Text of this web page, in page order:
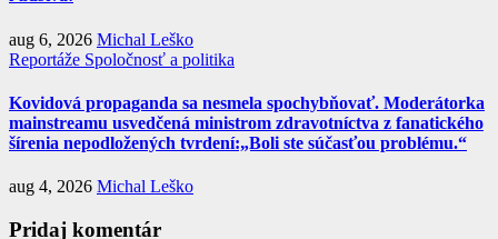
aug 6, 2026 Michal Leško
Reportáže Spoločnosť a politika
Kovidová propaganda sa nesmela spochybňovať. Moderátorka
mainstreamu usvedčená ministrom zdravotníctva z fanatického
šírenia nepodložených tvrdení:„Boli ste súčasťou problému.“
aug 4, 2026 Michal Leško
Pridaj komentár